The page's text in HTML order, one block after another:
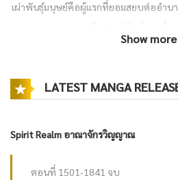
เผ่าพันธุ์มนุษย์คือผู้แรกที่ยอมสยบต่ออำน
ล้มผู้ปกครองทรราชและขับไล่พวกเข
เป็นผู้ปกครองที่เผ่าพันธุ์อื่นต่างหว
Show more
LATEST MANGA
Spirit Realm อาณาจักรวิญญาณ
ตอนที่ 1501-1841 จบ